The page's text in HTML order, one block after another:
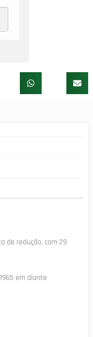
de redução, com 29
em diante